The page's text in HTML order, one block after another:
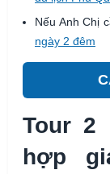
Nếu Anh Chị
ngày 2 đêm
Tour 2
hợp